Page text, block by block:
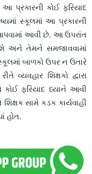
પ્રકારની કોઈ ફરિયાદ
સ્કૂલમાં આ પ્રકારની
આવી છે. આ ઉપરાંત
અને તેમને સમજાવવામાં
બાળકો ઉપર ન ઉતારે
વ્યવહાર શિક્ષકો દ્વારા
ફરિયાદ ધ્યાને આવી
સામે કડક કાર્યવાહી
હોત.